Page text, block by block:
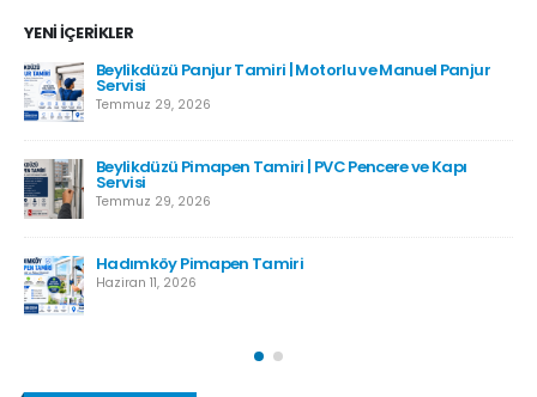
YENI İÇERIKLER
Beylikdüzü Panjur Tamiri | Motorlu ve Manuel Panjur
Servisi
Temmuz 29, 2026
Beylikdüzü Pimapen Tamiri | PVC Pencere ve Kapı
Servisi
Temmuz 29, 2026
Hadımköy Pimapen Tamiri
Haziran 11, 2026